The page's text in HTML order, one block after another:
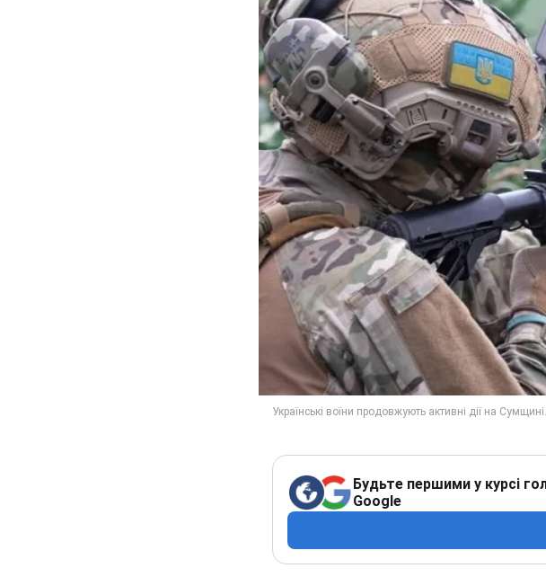
Будьте першими у курсі
Google